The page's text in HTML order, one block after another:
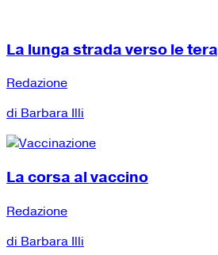
La lunga strada verso le
Redazione
di Barbara Illi
La corsa al vaccino
Redazione
di Barbara Illi